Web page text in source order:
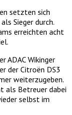
setzten sich
Sieger durch.
erreichten acht
ADAC Wikinger
der Citroën DS3
weiterzugeben.
als Betreuer dabei
selbst im